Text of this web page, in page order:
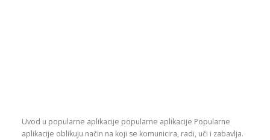
Uvod u popularne aplikacije popularne aplikacije Popularne
aplikacije oblikuju način na koji se komunicira, radi, uči i zabavlja.